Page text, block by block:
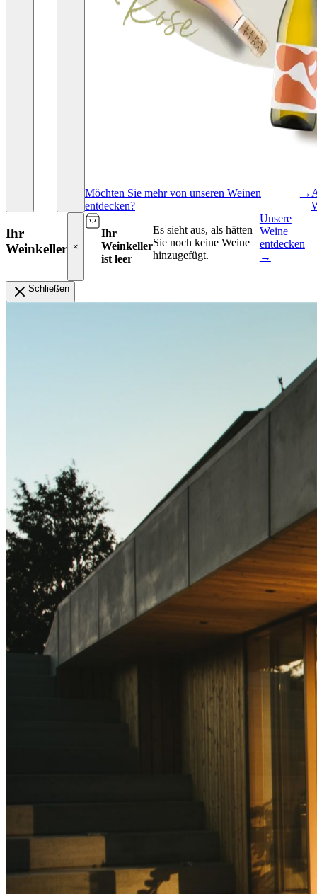
Möchten Sie mehr von unseren Weinen
entdecken?
→
Ihr
Weinkeller ×
Ihr
Weinkeller
ist leer
Es sieht aus, als hätten
Sie noch keine Weine
hinzugefügt.
Unsere
Weine
entdecken
→
Schließen